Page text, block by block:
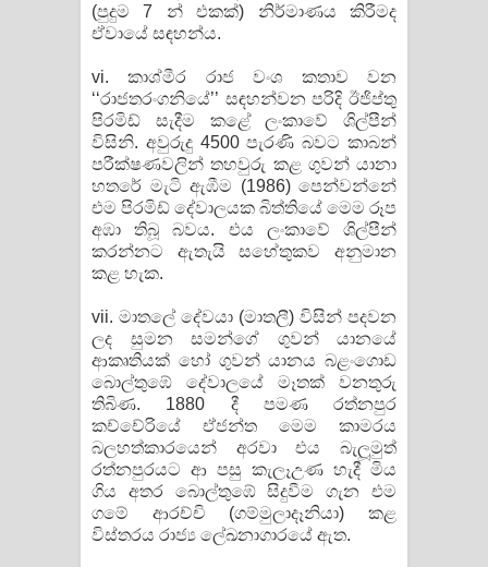
(පුදුම 7 න් එකක්) නිර්මාණය කිරීමද
ඒවායේ සඳහන්ය.
vi. කාශ්මීර රාජ වංශ කතාව වන
‘‘රාජතරංගනියේ’’ සඳහන්වන පරිදි ඊජිප්තු
පිරමිඩ් සැදීම කළේ ලංකාවේ ශිල්පීන්
විසිනි. අවුරුදු 4500 පැරණි බවට කාබන්
පරීක්ෂණවලින් තහවුරු කළ ගුවන් යානා
හතරේ මැටි ඇඹීම (1986) පෙන්වන්නේ
එම පිරමිඩ් දේවාලයක බිත්තියේ මෙම රූප
අඹා තිබූ බවය. එය ලංකාවේ ශිල්පීන්
කරන්නට ඇතැයි සහේතුකව අනුමාන
කළ හැක.
vii. මාතලේ දේවයා (මාතලී) විසින් පදවන
ලද සුමන සමන්ගේ ගුවන් යානයේ
ආකෘතියක් හෝ ගුවන් යානය බළංගොඩ
බොල්තුඹේ දේවාලයේ මෑතක් වනතුරු
තිබිණ. 1880 දී පමණ රත්නපුර
කච්චේරියේ ඒජන්ත මෙම කාමරය
බලහත්කාරයෙන් අරවා එය බැලූමුත්
රත්නපුරයට ආ පසු කැලෑඋණ හැදී මිය
ගිය අතර බොල්තුඹේ සිදුවීම ගැන එම
ගමේ ආරච්චි (ගම්මුලාදෑනියා) කළ
විස්තරය රාජ්‍ය ලේඛනාගාරයේ ඇත.